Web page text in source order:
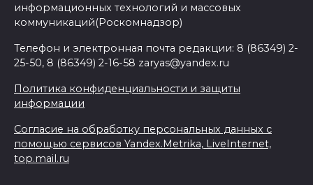
информационных технологий и массовых
коммуникаций(Роскомнадзор)
Телефон и электронная почта редакции: 8 (86349) 2-
25-50, 8 (86349) 2-16-58 zaryas@yandex.ru
Политика конфиденциальности и защиты
информации
Согласие на обработку персональных данных с
помощью сервисов Yandex.Metrika, LiveInternet,
top.mail.ru